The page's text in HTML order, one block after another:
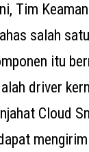
Tim
salah
itu
driver
Cloud